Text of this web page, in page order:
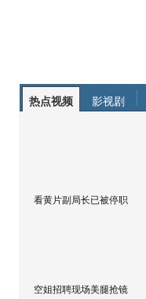
热点视频 影视剧
看黄片副局长已被停职
空姐招聘现场美腿抢镜